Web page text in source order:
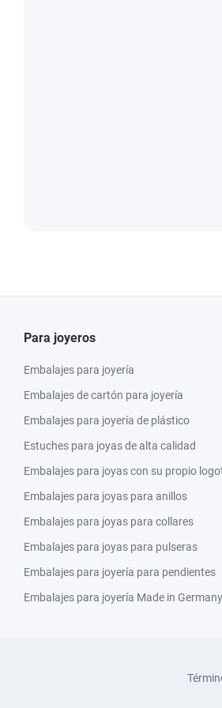
Para joyeros
Embalajes para joyería
Embalajes de cartón para joyería
Embalajes para joyería de plástico
Estuches para joyas de alta calidad
Embalajes para joyas con su propio
Embalajes para joyas para anillos
Embalajes para joyas para collares
Embalajes para joyas para pulseras
Embalajes para joyería para pendientes
Embalajes para joyería Made in Germany